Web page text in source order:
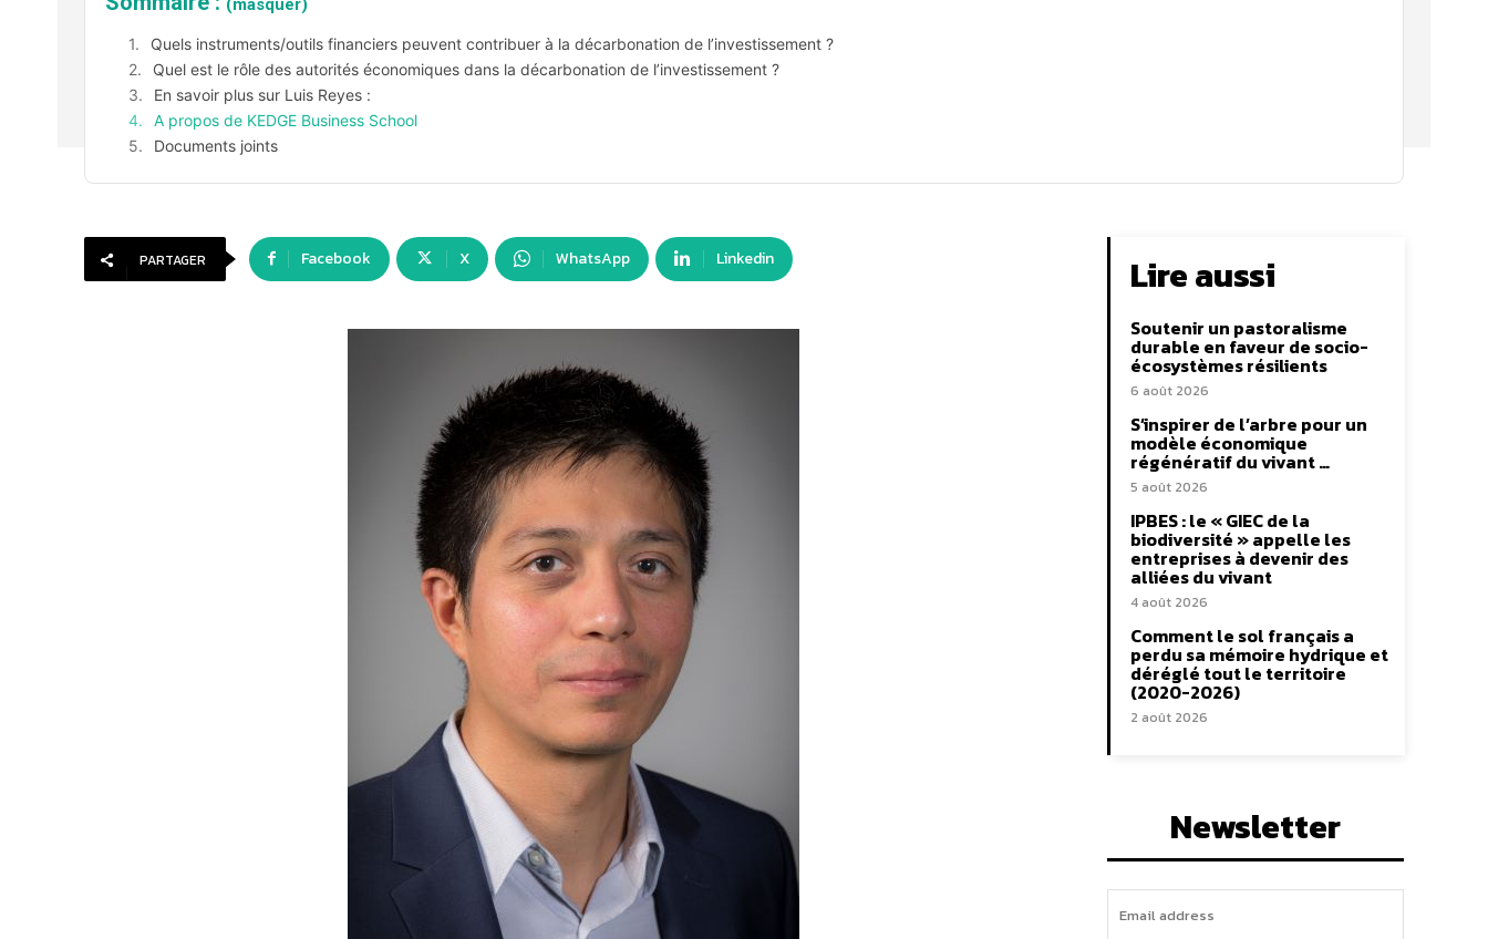
(masquer)
Quels instruments/outils financiers peuvent contribuer à la décarbonation de l’investissement ?
Quel est le rôle des autorités économiques dans la décarbonation de l’investissement ?
En savoir plus sur Luis Reyes :
A propos de KEDGE Business School
Documents joints
PARTAGER Facebook X WhatsApp Linkedin Lire aussi
Soutenir un pastoralisme
durable en faveur de socio-
écosystèmes résilients
6 août 2026
S’inspirer de l’arbre pour un
modèle économique
régénératif du vivant …
5 août 2026
IPBES : le « GIEC de la
biodiversité » appelle les
entreprises à devenir des
alliées du vivant
4 août 2026
Comment le sol français a
perdu sa mémoire hydrique et
déréglé tout le territoire
(2020-2026)
2 août 2026
Newsletter